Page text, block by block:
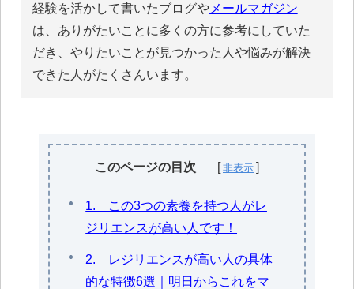
経験を活かして書いたブログやメールマガジン
は、ありがたいことに多くの方に参考にしていた
だき、やりたいことが見つかった人や悩みが解決
できた人がたくさんいます。
このページの目次
1. この3つの素養を持つ人がレ
ジリエンスが高い人です！
2. レジリエンスが高い人の具体
的な特徴6選｜明日からこれをマ